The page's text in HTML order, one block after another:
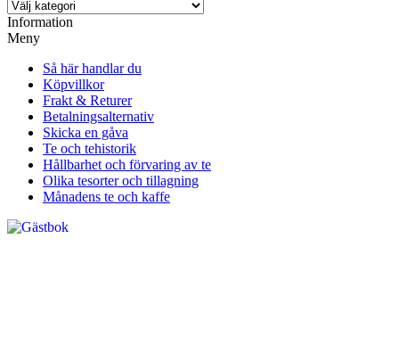
Information
Meny
Så här handlar du
Köpvillkor
Frakt & Returer
Betalningsalternativ
Skicka en gåva
Te och tehistorik
Hållbarhet och förvaring av te
Olika tesorter och tillagning
Månadens te och kaffe